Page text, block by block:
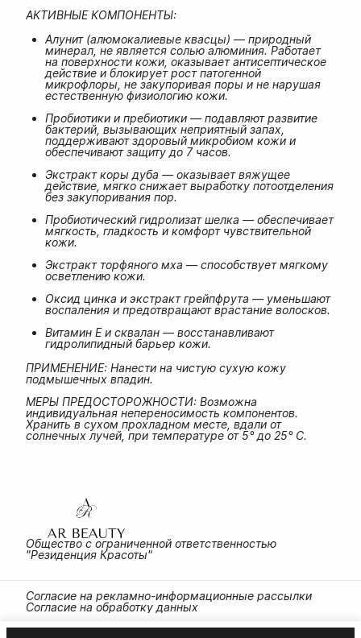
АКТИВНЫЕ КОМПОНЕНТЫ:
Алунит (алюмокалиевые квасцы) — природный
минерал, не является солью алюминия. Работает
на поверхности кожи, оказывает антисептическое
действие и блокирует рост патогенной
микрофлоры, не закупоривая поры и не нарушая
естественную физиологию кожи.
Пробиотики и пребиотики — подавляют развитие
бактерий, вызывающих неприятный запах,
поддерживают здоровый микробиом кожи и
обеспечивают защиту до 7 часов.
Экстракт коры дуба — оказывает вяжущее
действие, мягко снижает выработку потоотделения
без закупоривания пор.
Пробиотический гидролизат шелка — обеспечивает
мягкость, гладкость и комфорт чувствительной
кожи.
Экстракт торфяного мха — способствует мягкому
осветлению кожи.
Оксид цинка и экстракт грейпфрута — уменьшают
воспаления и предотвращают врастание волосков.
Витамин Е и сквалан — восстанавливают
гидролипидный барьер кожи.
ПРИМЕНЕНИЕ: Нанести на чистую сухую кожу
подмышечных впадин.
МЕРЫ ПРЕДОСТОРОЖНОСТИ: Возможна
индивидуальная непереносимость компонентов.
Хранить в сухом прохладном месте, вдали от
солнечных лучей, при температуре от 5° до 25° C.
Общество с ограниченной ответственностью
"Резиденция Красоты"
Согласие на рекламно-информационные рассылки
Согласие на обработку данных